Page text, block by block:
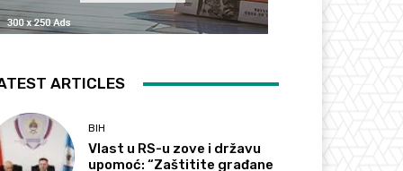
ARTICLES
BIH
Vlast u RS-u zove i državu
upomoć: “Zaštitite građane